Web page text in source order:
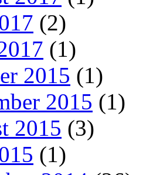
(2)
(1)
2015 (1)
2015 (1)
2015 (3)
(1)